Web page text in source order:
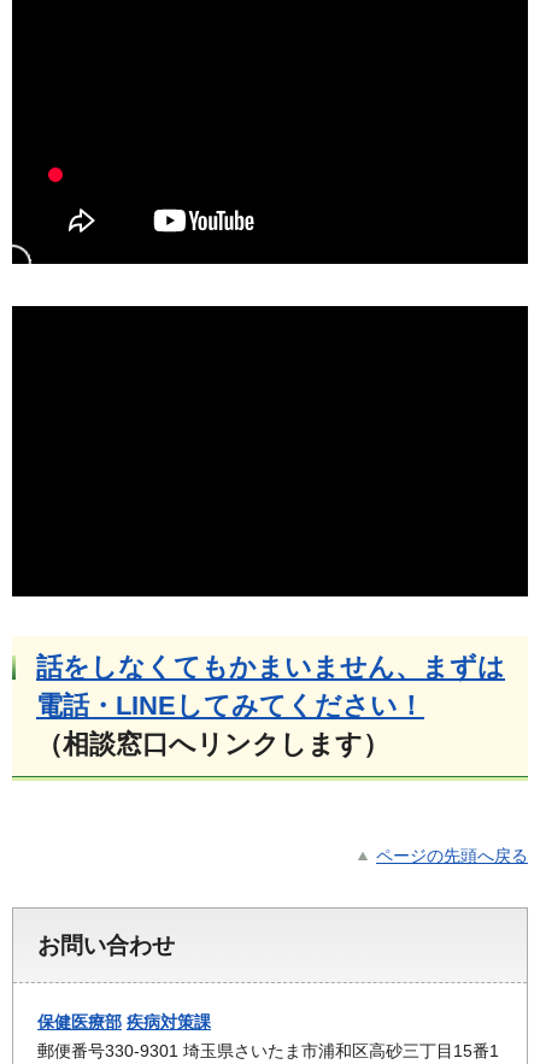
話をしなくてもかまいません、まずは
電話・LINEしてみてください！
（相談窓口へリンクします）
ページの先頭へ戻る
お問い合わせ
保健医療部 疾病対策課
郵便番号330-9301 埼玉県さいたま市浦和区高砂三丁目15番1